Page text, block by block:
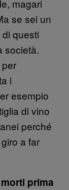
magari
se sei un
questi
società.
i
esempio
di vino
perché
a far
prima